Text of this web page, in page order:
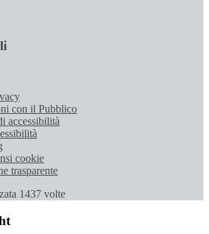
con il Pubblico
accessibilità
cookie
trasparente
1437 volte